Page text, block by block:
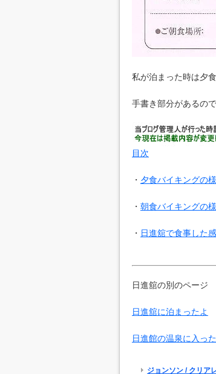
私が泊まった時は夕
手書き部分があるの
目次
・ 夕食バイキングの
・ 朝食バイキングの
・ 日進舘で食事した
日進舘の別のページ
日進舘に泊まったよ
日進館の温泉に入っ